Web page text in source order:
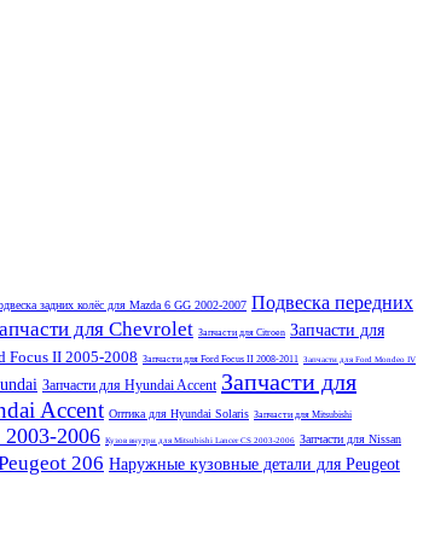
задних колёс для Mazda 6 GG 2002-2007 Подвеска передних
для Chevrolet Запчасти для Citroen Запчасти для
Focus II 2005-2008 Запчасти для Ford Focus II 2008-2011 Запчасти для Ford Mondeo IV
Запчасти для Hyundai Accent Запчасти для
Accent Оптика для Hyundai Solaris Запчасти для Mitsubishi
2006 Кузов внутри для Mitsubishi Lancer CS 2003-2006 Запчасти для Nissan
206 Наружные кузовные детали для Peugeot